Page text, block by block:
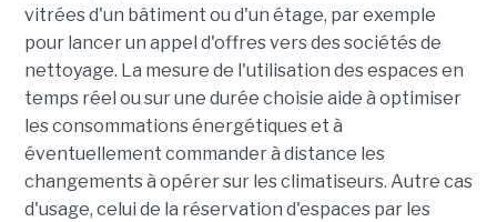
vitrées d'un bâtiment ou d'un étage, par exemple
pour lancer un appel d'offres vers des sociétés de
nettoyage. La mesure de l'utilisation des espaces en
temps réel ou sur une durée choisie aide à optimiser
les consommations énergétiques et à
éventuellement commander à distance les
changements à opérer sur les climatiseurs. Autre cas
d'usage, celui de la réservation d'espaces par les